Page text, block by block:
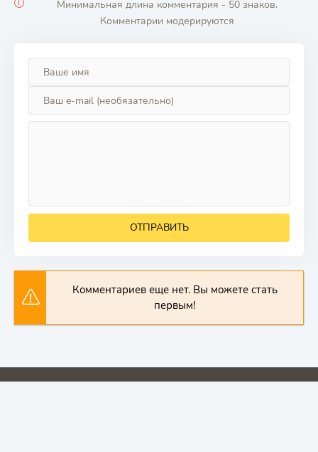
Минимальная длина комментария - 50 знаков.
Комментарии модерируются
ОТПРАВИТЬ
Комментариев еще нет. Вы можете стать
первым!